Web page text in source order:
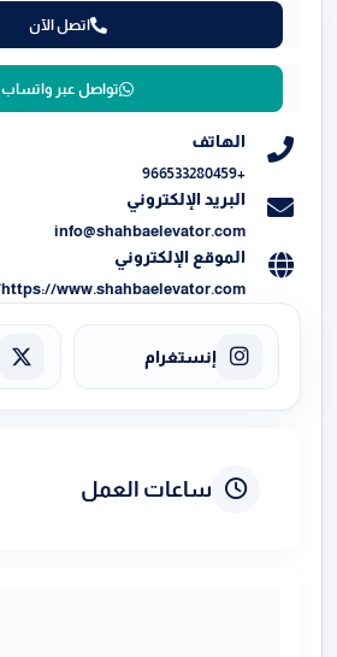
اتصل الآن
تواصل عبر واتساب
الهاتف
+966533280459
البريد الإلكتروني
info@shahbaelevator.com
الموقع الإلكتروني
https://www.shahbaelevator.com/
إنستغرام
ساعات العمل